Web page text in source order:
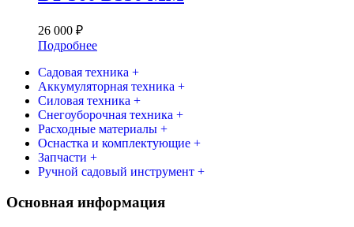
26 000 ₽
Подробнее
Садовая техника +
Аккумуляторная техника +
Силовая техника +
Снегоуборочная техника +
Расходные материалы +
Оснастка и комплектующие +
Запчасти +
Ручной садовый инструмент +
Основная информация